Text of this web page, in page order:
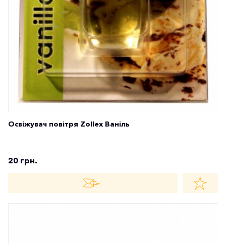
Освіжувач повітря Zollex Ваніль
20 грн.